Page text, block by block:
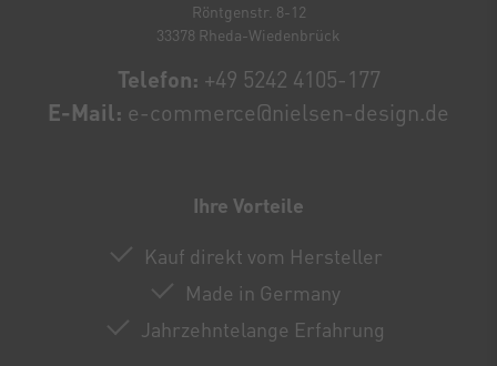
Röntgenstr. 8-12
33378 Rheda-Wiedenbrück
Telefon: +49 5242 4105-177
E-Mail: e-commerce@nielsen-design.de
Ihre Vorteile
Kauf direkt vom Hersteller
Made in Germany
Jahrzehntelange Erfahrung